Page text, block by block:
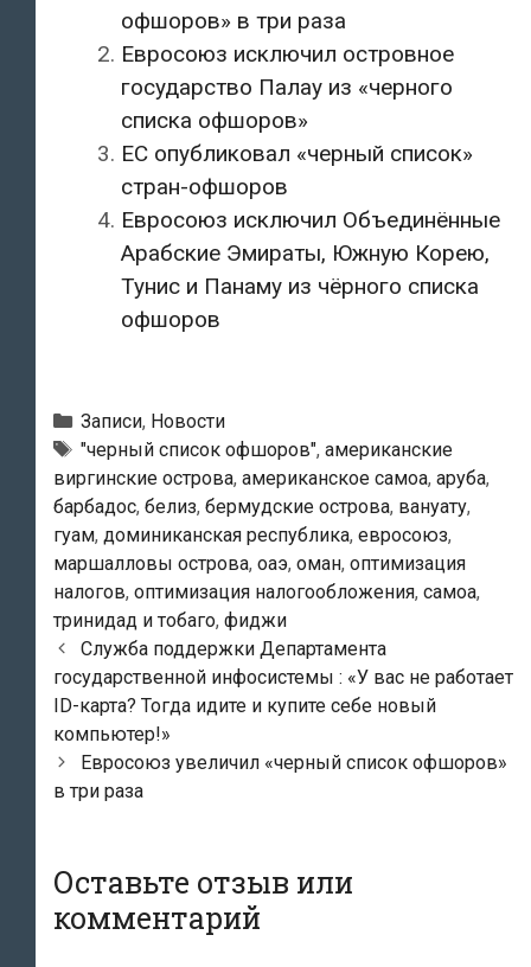
офшоров» в три раза
Евросоюз исключил островное
государство Палау из «черного
списка офшоров»
ЕС опубликовал «черный список»
стран-офшоров
Евросоюз исключил Объединённые
Арабские Эмираты, Южную Корею,
Тунис и Панаму из чёрного списка
офшоров
Рубрики
Записи, Новости
Метки
"черный список офшоров", американские
виргинские острова, американское самоа, аруба,
барбадос, белиз, бермудские острова, вануату,
гуам, доминиканская республика, евросоюз,
маршалловы острова, оаэ, оман, оптимизация
налогов, оптимизация налогообложения, самоа,
тринидад и тобаго, фиджи
Навигация
по
записям
Служба поддержки Департамента
государственной инфосистемы : «У вас не работает
ID-карта? Тогда идите и купите себе новый
компьютер!»
Евросоюз увеличил «черный список офшоров»
в три раза
Оставьте отзыв или
комментарий